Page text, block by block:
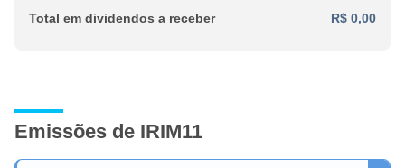
Total em dividendos a receber R$ 0,00
Emissões de IRIM11